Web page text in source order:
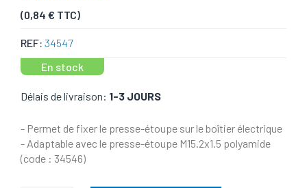
(0,84 € TTC)
REF: 34547
En stock
Délais de livraison: 1-3 JOURS
- Permet de fixer le presse-étoupe sur le boîtier électrique
- Adaptable avec le presse-étoupe M15.2x1.5 polyamide
(code : 34546)